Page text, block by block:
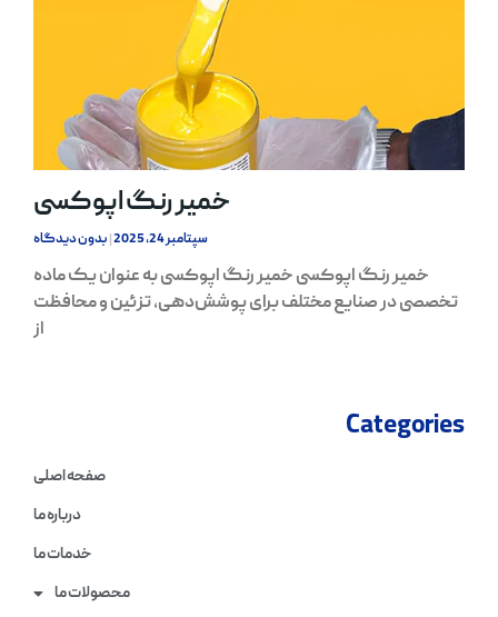
خمیر رنگ اپوکسی
سپتامبر 24, 2025 بدون دیدگاه
خمیر رنگ اپوکسی خمیر رنگ اپوکسی به عنوان یک ماده
تخصصی در صنایع مختلف برای پوشش‌دهی، تزئین و محافظت
از
Categories
صفحه اصلی
درباره ما
خدمات ما
محصولات ما